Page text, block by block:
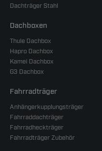
Dachträger Stahl
Dachboxen
Thule Dachbox
Hapro Dachbox
Kamei Dachbox
G3 Dachbox
Fahrradträger
Anhängerkupplungsträger
Fahrraddachträger
Fahrradheckträger
Fahrradträger Zubehör